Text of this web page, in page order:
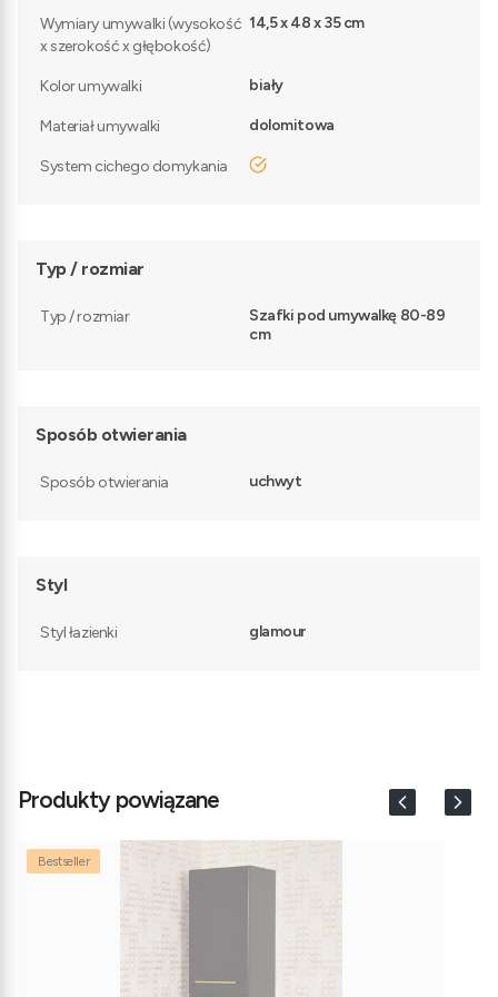
Wymiary umywalki (wysokość
x szerokość x głębokość)
14,5 x 48 x 35 cm
Kolor umywalki biały
Materiał umywalki dolomitowa
System cichego domykania tak
Typ / rozmiar
Typ / rozmiar
Szafki pod umywalkę 80-89
cm
Sposób otwierania
Sposób otwierania uchwyt
Styl
Styl łazienki glamour
Produkty powiązane
Bestseller